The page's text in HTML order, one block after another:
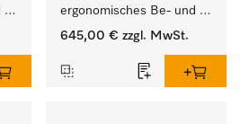
ergonomisches Be- und
Entladen von
Trockner.
645,00 € zzgl. MwSt.